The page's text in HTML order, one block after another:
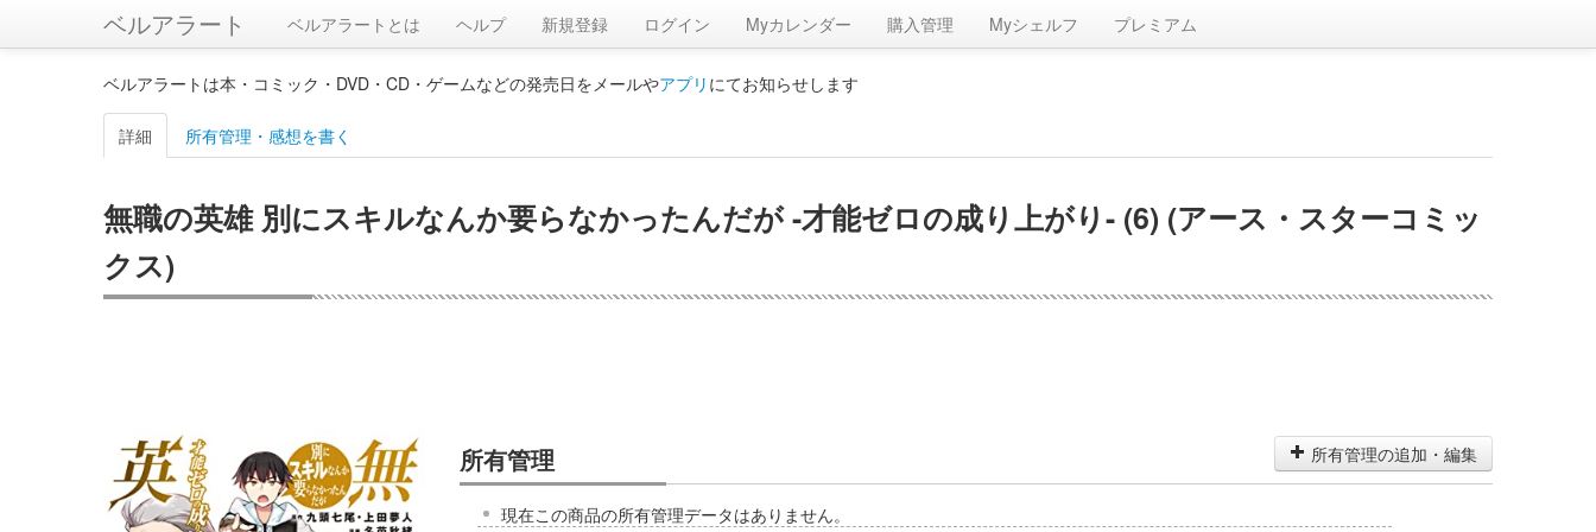
ベルアラート ベルアラートとは ヘルプ 新規登録 ログイン Myカレンダー 購入管理 Myシェルフ プレミアム
ベルアラートは本・コミック・DVD・CD・ゲームなどの発売日をメールやアプリ にてお知らせします
詳細 所有管理・感想を書く
無職の英雄 別にスキルなんか要らなかったんだが -才能ゼロの成り上がり- (6) (アース・スターコミッ
クス)
所有管理 所有管理の追加・編集
現在この商品の所有管理データはありません。